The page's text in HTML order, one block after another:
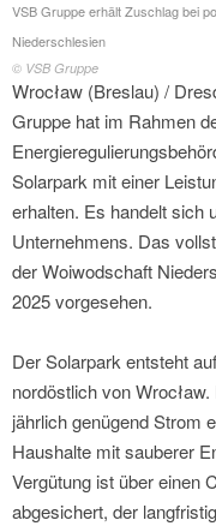
VSB Gruppe erhält Zuschlag bei
Niederschlesien
© VSB Gruppe
Wrocław (Breslau) /
Gruppe hat im Rahmen
Solarpark mit einer
erhalten. Es handelt sich
Unternehmens. Das
der Woiwodschaft
2025 vorgesehen.
Der Solarpark entsteht
nordöstlich von
jährlich genügend Strom
Haushalte mit sauberer
Vergütung ist über einen
abgesichert, der